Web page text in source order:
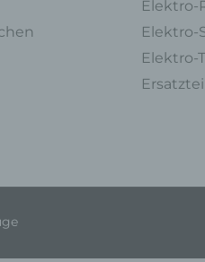
Elektro-
Elektro-
Elektro-
der
Daten mit dem Ziel, ihre
besteht, dass diese
zu bewerten, insbesondere, um